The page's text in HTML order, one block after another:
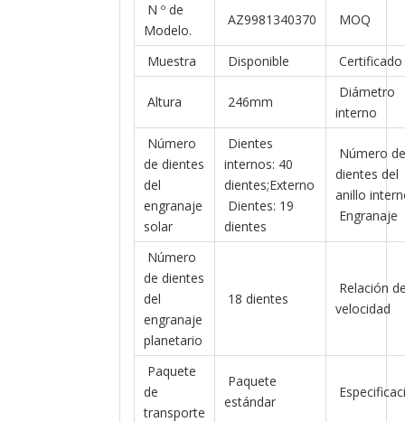
N º de
Modelo.
AZ9981340370 MOQ
Muestra Disponible Certificado
Altura 246mm
Diámetro
interno
Número
de dientes
del
engranaje
solar
Dientes
internos: 40
dientes;Externo
Dientes: 19
dientes
Número de
dientes del
anillo
Engranaje
Número
de dientes
del
engranaje
planetario
18 dientes
Relación
velocidad
Paquete
de
transporte
Paquete
estándar